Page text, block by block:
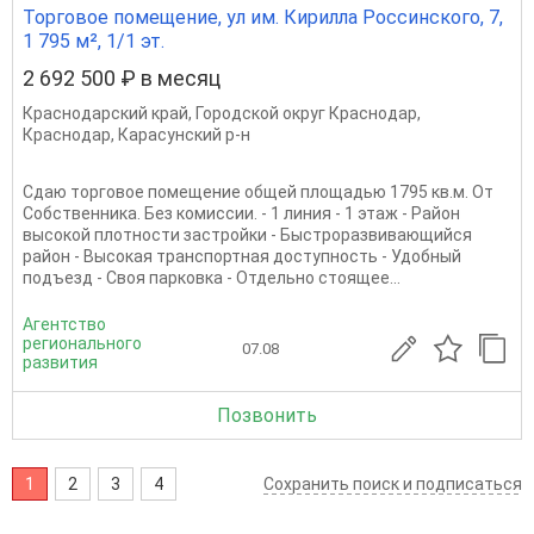
Торговое помещение, ул им. Кирилла Россинского, 7,
1 795 м², 1/1 эт.
2 692 500 ₽ в месяц
Краснодарский край, Городской округ Краснодар,
Краснодар, Карасунский р-н
Сдаю торговое помещение общей площадью 1795 кв.м. От
Собственника. Без комиссии. - 1 линия - 1 этаж - Район
высокой плотности застройки - Быстроразвивающийся
район - Высокая транспортная доступность - Удобный
подъезд - Своя парковка - Отдельно стоящее...
Агентство
регионального
развития
07.08
Позвонить
1 2 3 4 Сохранить поиск и подписаться